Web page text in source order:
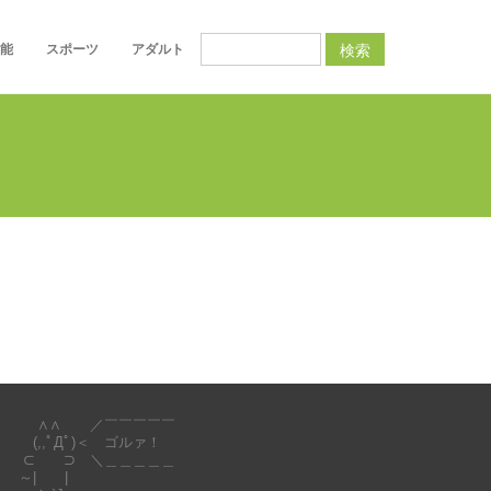
スポーツ アダルト 検索
／￣￣￣￣￣
ﾟДﾟ)＜ ゴルァ！
⊃ ＼＿＿＿＿＿
| |